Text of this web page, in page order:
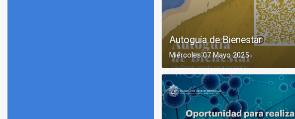
Autoguía de Bienestar
Miércoles 07 Mayo 2025